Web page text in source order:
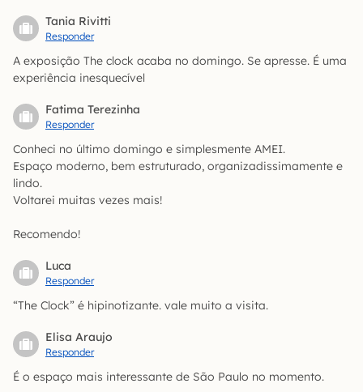
Tania Rivitti
Responder
A exposição The clock acaba no domingo. Se apresse. É uma
experiência inesquecível
Fatima Terezinha
Responder
Conheci no último domingo e simplesmente AMEI.
Espaço moderno, bem estruturado, organizadissimamente e
lindo.
Voltarei muitas vezes mais!
Recomendo!
Luca
Responder
“The Clock” é hipinotizante. vale muito a visita.
Elisa Araujo
Responder
É o espaço mais interessante de São Paulo no momento.